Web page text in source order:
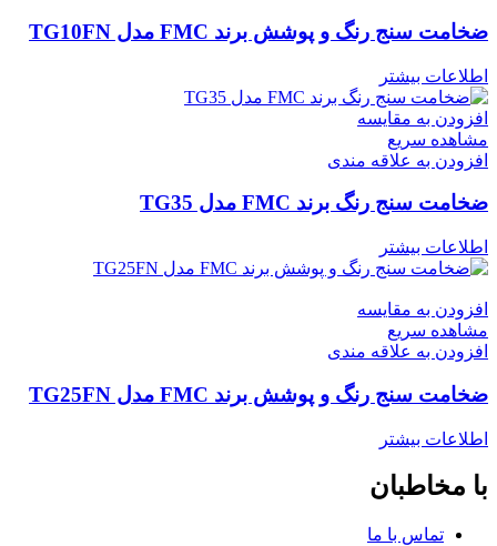
ضخامت سنج رنگ و پوشش برند FMC مدل TG10FN
اطلاعات بیشتر
افزودن به مقایسه
مشاهده سریع
افزودن به علاقه مندی
ضخامت سنج رنگ برند FMC مدل TG35
اطلاعات بیشتر
افزودن به مقایسه
مشاهده سریع
افزودن به علاقه مندی
ضخامت سنج رنگ و پوشش برند FMC مدل TG25FN
اطلاعات بیشتر
با مخاطبان
تماس با ما